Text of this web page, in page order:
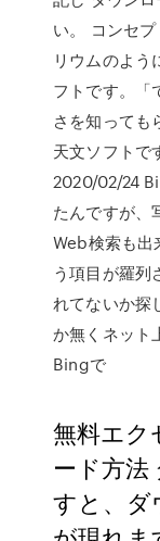
い。 コンセ
リウムのよう
フトです。「
さを知っても
天文ソフトで
2020/02/24
たんですが、
Web検索も出
う項目が羅列
れてないか探
か無くネット
Bingで
無料エク
ード方法
すと、ダ